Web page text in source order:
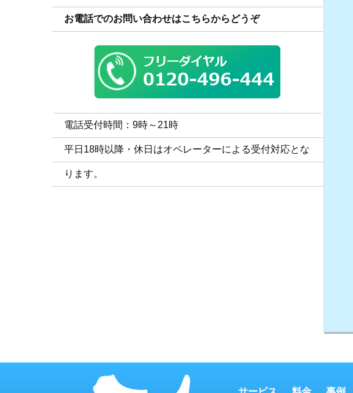
お電話でのお問い合わせはこちらからどうぞ
電話受付時間：9時～21時
平日18時以降・休日はオペレーターによる受付対応とな
ります。